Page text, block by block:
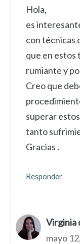
Hola,
es
con técnicas
que en estos
rumiante y
Creo que
superar
tanto
Gracias .
Responder
Virginia
mayo